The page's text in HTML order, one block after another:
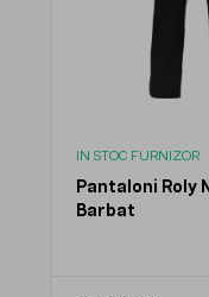
IN STOC FURNIZOR
Pantaloni Roly
Barbat